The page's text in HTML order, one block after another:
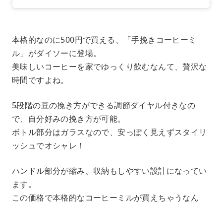
本格的なのに500円で買える、「手挽きコーヒーミ
ル」がダイソーに登場。
美味しいコーヒーを家でゆっくり飲むなんて、贅沢な
時間ですよね。
5段階の豆の挽き方ができる調節ダイヤル付きなの
で、自分好みの挽き方が可能。
ボトル部分はガラスなので、安っぽく見えずスタイリ
ッシュでオシャレ！
ハンドル部分が縮み、収納もしやすい設計になってい
ます。
この価格で本格的なコーヒーミルが買えちゃうなん